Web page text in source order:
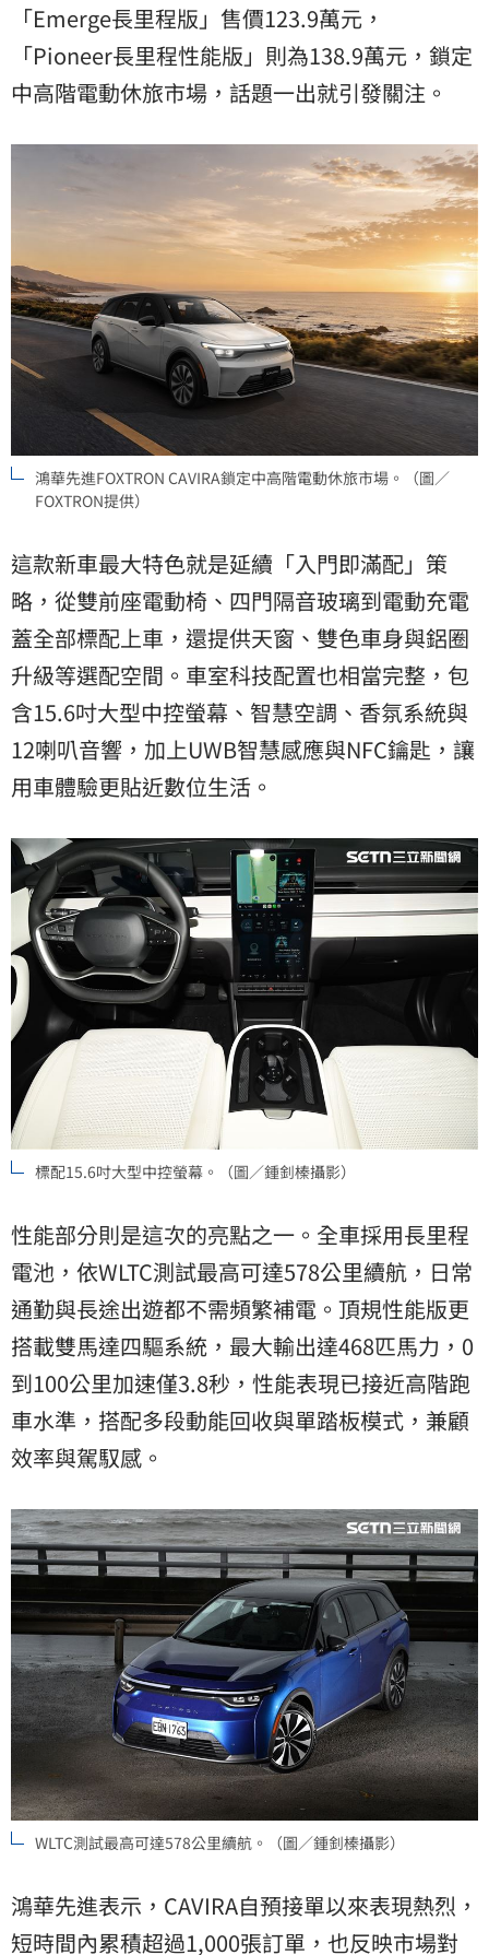
「Emerge長里程版」售價123.9萬元，
「Pioneer長里程性能版」則為138.9萬元，鎖定
中高階電動休旅市場，話題一出就引發關注。
鴻華先進FOXTRON CAVIRA鎖定中高階電動休旅市場。（圖／
FOXTRON提供）
這款新車最大特色就是延續「入門即滿配」策
略，從雙前座電動椅、四門隔音玻璃到電動充電
蓋全部標配上車，還提供天窗、雙色車身與鋁圈
升級等選配空間。車室科技配置也相當完整，包
含15.6吋大型中控螢幕、智慧空調、香氛系統與
12喇叭音響，加上UWB智慧感應與NFC鑰匙，讓
用車體驗更貼近數位生活。
標配15.6吋大型中控螢幕。（圖／鍾釗榛攝影）
性能部分則是這次的亮點之一。全車採用長里程
電池，依WLTC測試最高可達578公里續航，日常
通勤與長途出遊都不需頻繁補電。頂規性能版更
搭載雙馬達四驅系統，最大輸出達468匹馬力，0
到100公里加速僅3.8秒，性能表現已接近高階跑
車水準，搭配多段動能回收與單踏板模式，兼顧
效率與駕馭感。
WLTC測試最高可達578公里續航。（圖／鍾釗榛攝影）
鴻華先進表示，CAVIRA自預接單以來表現熱烈，
短時間內累積超過1,000張訂單，也反映市場對